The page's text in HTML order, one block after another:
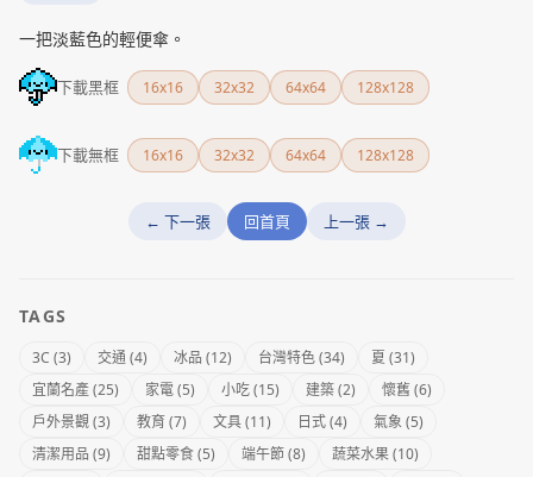
一把淡藍色的輕便傘。
下載黑框 16x16 32x32 64x64 128x128
下載無框 16x16 32x32 64x64 128x128
← 下一張 回首頁 上一張 →
TAGS
3C (3) 交通 (4) 冰品 (12) 台灣特色 (34)
夏 (31)
宜蘭名產 (25)
家電 (5) 小吃 (15) 建築 (2)
懷舊 (6)
戶外景觀 (3)
教育 (7) 文具 (11) 日式 (4)
氣象 (5)
清潔用品 (9)
甜點零食 (5) 端午節 (8)
蔬菜水果 (10)